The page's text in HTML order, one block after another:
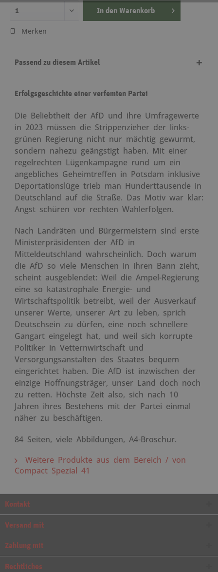
In den Warenkorb
Merken
Passend zu diesem Artikel
Erfolgsgeschichte einer verfemten Partei
Die Beliebtheit der AfD und ihre Umfragewerte
in 2023 müssen die Strippenzieher der links-
grünen Regierung nicht nur mächtig gewurmt,
sondern nahezu geängstigt haben. Mit einer
regelrechten Lügenkampagne rund um ein
angebliches Geheimtreffen in Potsdam inklusive
Deportationslüge trieb man Hunderttausende in
Deutschland auf die Straße. Das Motiv war klar:
Angst schüren vor rechten Wahlerfolgen.
Nach Landräten und Bürgermeistern sind erste
Ministerpräsidenten der AfD in
Mitteldeutschland wahrscheinlich. Doch warum
die AfD so viele Menschen in ihren Bann zieht,
scheint ausgeblendet: Weil die Ampel-Regierung
eine so katastrophale Energie- und
Wirtschaftspolitik betreibt, weil der Ausverkauf
unserer Werte, unserer Art zu leben, sprich
Deutschsein zu dürfen, eine noch schnellere
Gangart eingelegt hat, und weil sich korrupte
Politiker in Vetternwirtschaft und
Versorgungsanstalten des Staates bequem
eingerichtet haben. Die AfD ist inzwischen der
einzige Hoffnungsträger, unser Land doch noch
zu retten. Höchste Zeit also, sich nach 10
Jahren ihres Bestehens mit der Partei einmal
näher zu beschäftigen.
84 Seiten, viele Abbildungen, A4-Broschur.
Weitere Produkte aus dem Bereich / von
Compact Spezial 41
Kontakt
Versand mit
Zahlung mit
Rechtliches